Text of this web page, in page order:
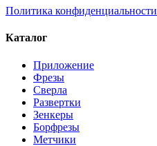
Политика конфиденциальности
Каталог
Приложение
Фрезы
Сверла
Развертки
Зенкеры
Борфрезы
Метчики